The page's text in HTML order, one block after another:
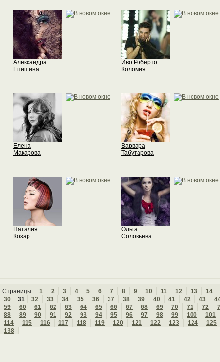
Александра
Епишина
Иво Роберто
Коломия
Елена
Макарова
Варвара
Табутарова
Наталия
Козар
Ольга
Соловьева
Страницы: 1 2 3 4 5 6 7 8 9 10 11 12 13
14
30
31 32 33 34 35 36 37 38 39 40 41 42 43
59
60 61 62 63 64 65 66 67 68 69 70 71 72
88
89 90 91 92 93 94 95 96 97 98 99 100
101
114
115 116 117 118 119 120 121 122 123 124
125
138